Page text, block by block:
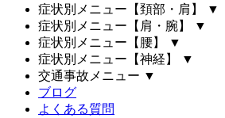
症状別メニュー【頚部・肩】
▼
症状別メニュー【肩・腕】
▼
症状別メニュー【腰】
▼
症状別メニュー【神経】
▼
交通事故メニュー ▼
ブログ
よくある質問